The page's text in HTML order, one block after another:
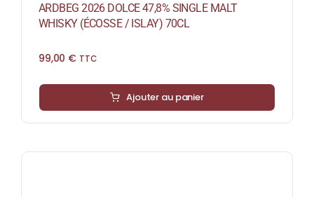
ARDBEG 2026 DOLCE 47,8% SINGLE MALT
WHISKY (ÉCOSSE / ISLAY) 70CL
99,00 € TTC
Ajouter au panier